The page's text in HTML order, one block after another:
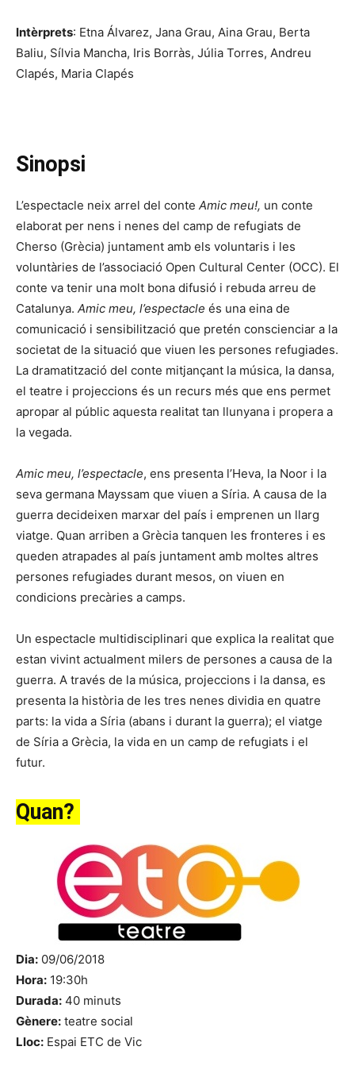
Intèrprets: Etna Álvarez, Jana Grau, Aina Grau, Berta
Baliu, Sílvia Mancha, Iris Borràs, Júlia Torres, Andreu
Clapés, Maria Clapés
Sinopsi
L’espectacle neix arrel del conte Amic meu!, un conte
elaborat per nens i nenes del camp de refugiats de
Cherso (Grècia) juntament amb els voluntaris i les
voluntàries de l’associació Open Cultural Center (OCC). El
conte va tenir una molt bona difusió i rebuda arreu de
Catalunya. Amic meu, l’espectacle és una eina de
comunicació i sensibilització que pretén conscienciar a la
societat de la situació que viuen les persones refugiades.
La dramatització del conte mitjançant la música, la dansa,
el teatre i projeccions és un recurs més que ens permet
apropar al públic aquesta realitat tan llunyana i propera a
la vegada.
Amic meu, l’espectacle, ens presenta l’Heva, la Noor i la
seva germana Mayssam que viuen a Síria. A causa de la
guerra decideixen marxar del país i emprenen un llarg
viatge. Quan arriben a Grècia tanquen les fronteres i es
queden atrapades al país juntament amb moltes altres
persones refugiades durant mesos, on viuen en
condicions precàries a camps.
Un espectacle multidisciplinari que explica la realitat que
estan vivint actualment milers de persones a causa de la
guerra. A través de la música, projeccions i la dansa, es
presenta la història de les tres nenes dividia en quatre
parts: la vida a Síria (abans i durant la guerra); el viatge
de Síria a Grècia, la vida en un camp de refugiats i el
futur.
Quan?
Dia: 09/06/2018
Hora: 19:30h
Durada: 40 minuts
Gènere: teatre social
Lloc: Espai ETC de Vic